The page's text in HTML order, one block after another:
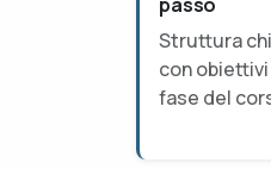
Struttura
con
fase del